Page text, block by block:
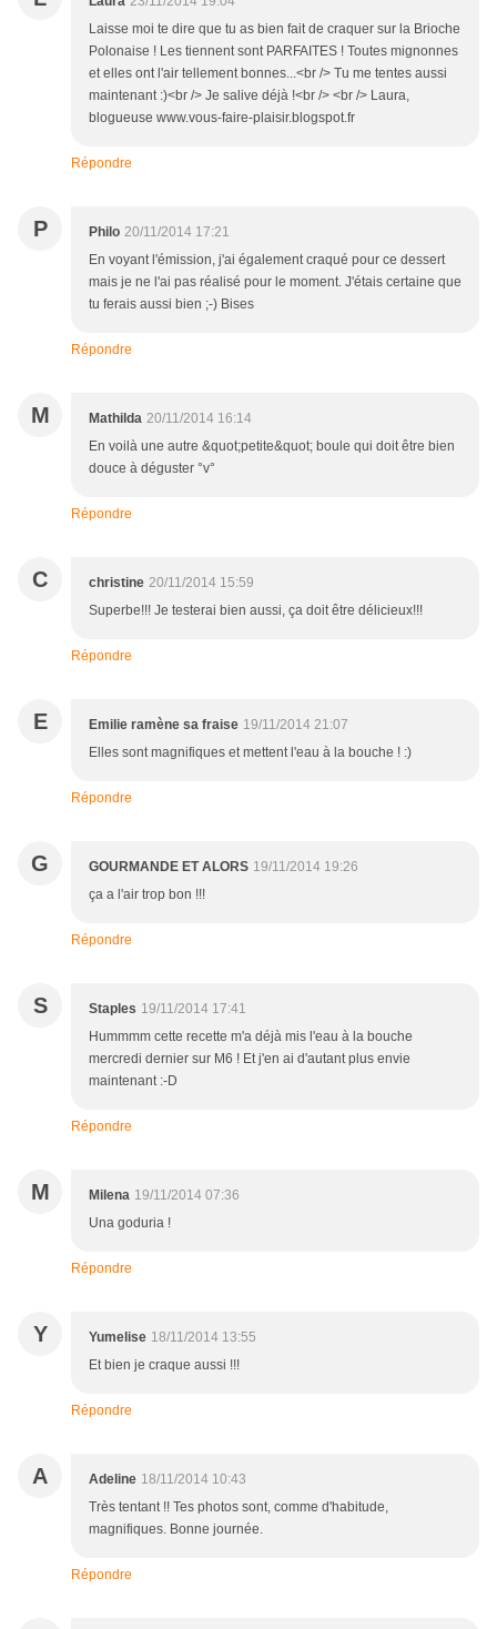
Laisse moi te dire que tu as bien fait de craquer sur la Brioche
Polonaise ! Les tiennent sont PARFAITES ! Toutes mignonnes
et elles ont l'air tellement bonnes...<br /> Tu me tentes aussi
maintenant :)<br /> Je salive déjà !<br /> <br /> Laura,
blogueuse www.vous-faire-plaisir.blogspot.fr
Répondre
P Philo 20/11/2014 17:21
En voyant l'émission, j'ai également craqué pour ce dessert
mais je ne l'ai pas réalisé pour le moment. J'étais certaine que
tu ferais aussi bien ;-) Bises
Répondre
M Mathilda 20/11/2014 16:14
En voilà une autre &quot;petite&quot; boule qui doit être bien
douce à déguster °v°
Répondre
C christine 20/11/2014 15:59
Superbe!!! Je testerai bien aussi, ça doit être délicieux!!!
Répondre
E Emilie ramène sa fraise 19/11/2014 21:07
Elles sont magnifiques et mettent l'eau à la bouche ! :)
Répondre
G GOURMANDE ET ALORS 19/11/2014 19:26
ça a l'air trop bon !!!
Répondre
S Staples 19/11/2014 17:41
Hummmm cette recette m'a déjà mis l'eau à la bouche
mercredi dernier sur M6 ! Et j'en ai d'autant plus envie
maintenant :-D
Répondre
M Milena 19/11/2014 07:36
Una goduria !
Répondre
Y Yumelise 18/11/2014 13:55
Et bien je craque aussi !!!
Répondre
A Adeline 18/11/2014 10:43
Très tentant !! Tes photos sont, comme d'habitude,
magnifiques. Bonne journée.
Répondre